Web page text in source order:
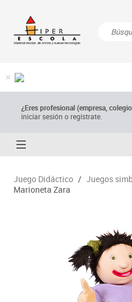
¿Eres profesional (empresa,
iniciar sesión o regístrate.
Juego Didáctico / Juegos
Marioneta Zara